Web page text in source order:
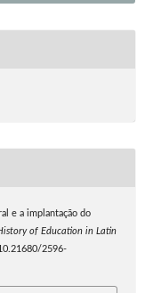
e a implantação do
of Education in Latin
2596-